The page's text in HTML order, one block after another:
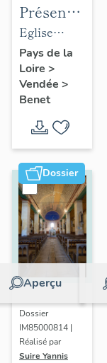
Présentation
des
objets
mobiliers
de
Sainte-
Eulalie
de Benet
Eglise
paroissiale
Sainte-
Eulalie de
Pays de la
Loire >
Vendée >
Benet
Dossier
Aperçu
Dossier
IM85000814 |
Réalisé par
Suire Yannis